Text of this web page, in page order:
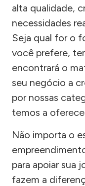
alta qualidade,
necessidades
Seja qual for o
você prefere,
encontrará o
seu negócio a
por nossas
temos a
Não importa o
para apoiar sua
fazem a